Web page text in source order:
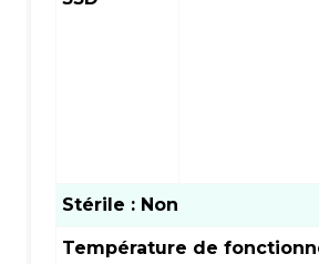
Stérile : Non
Température de